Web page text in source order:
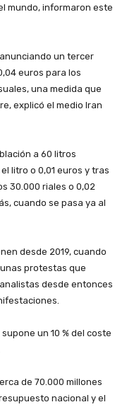
mundo, informaron este
un tercer
euros para los
una medida que
explicó el medio Iran
a 60 litros
litro o 0,01 euros y tras
30.000 riales o 0,02
cuando se pasa ya al
desde 2019, cuando
protestas que
desde entonces
un 10 % del coste
de 70.000 millones
nacional y el